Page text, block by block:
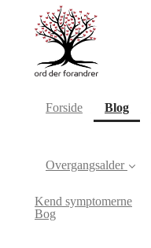
Forside Blog
Overgangsalder
Kend symptomerne
Bog